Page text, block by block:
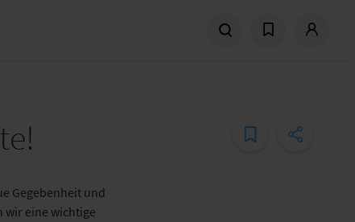
Gegebenheit und
wir eine wichtige